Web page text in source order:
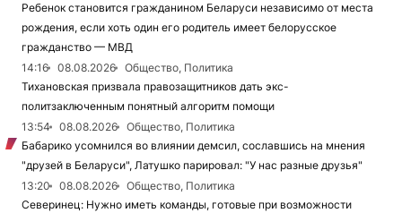
Ребенок становится гражданином Беларуси независимо от места
рождения, если хоть один его родитель имеет белорусское
гражданство — МВД
14:16
08.08.2026
Общество, Политика
Тихановская призвала правозащитников дать экс-
политзаключенным понятный алгоритм помощи
13:54
08.08.2026
Общество, Политика
Бабарико усомнился во влиянии демсил, сославшись на мнения
"друзей в Беларуси", Латушко парировал: "У нас разные друзья"
13:20
08.08.2026
Общество, Политика
Северинец: Нужно иметь команды, готовые при возможности